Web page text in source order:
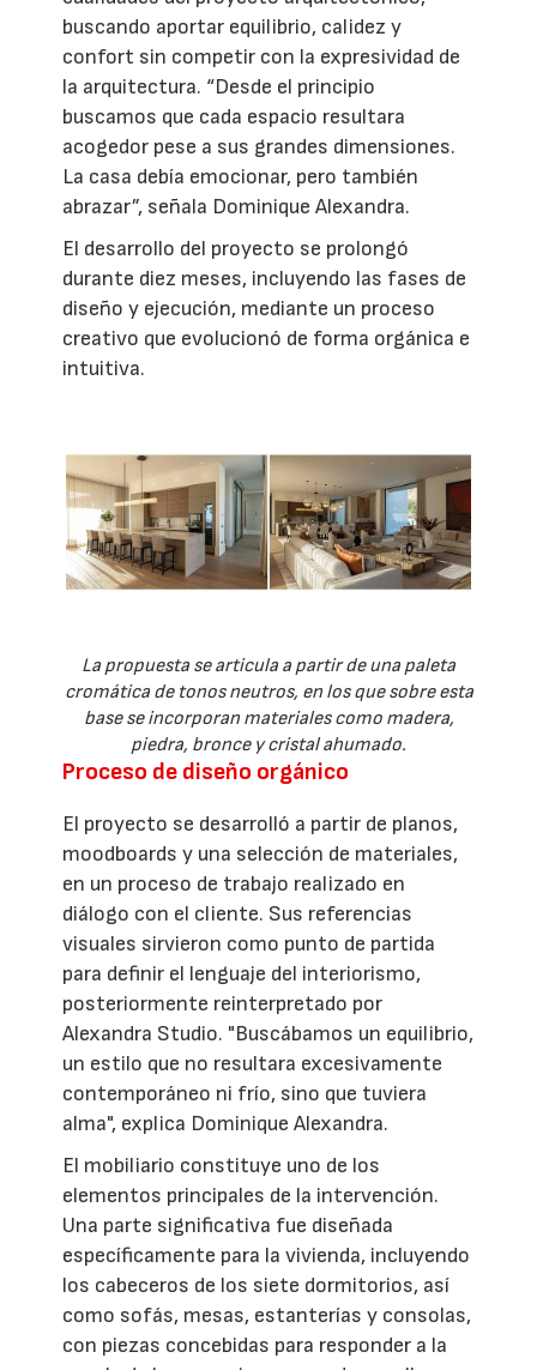
buscando aportar equilibrio, calidez y
confort sin competir con la expresividad de
la arquitectura. “Desde el principio
buscamos que cada espacio resultara
acogedor pese a sus grandes dimensiones.
La casa debía emocionar, pero también
abrazar”, señala Dominique Alexandra.
El desarrollo del proyecto se prolongó
durante diez meses, incluyendo las fases de
diseño y ejecución, mediante un proceso
creativo que evolucionó de forma orgánica e
intuitiva.
La propuesta se articula a partir de una paleta
cromática de tonos neutros, en los que sobre esta
base se incorporan materiales como madera,
piedra, bronce y cristal ahumado.
Proceso de diseño orgánico
El proyecto se desarrolló a partir de planos,
moodboards y una selección de materiales,
en un proceso de trabajo realizado en
diálogo con el cliente. Sus referencias
visuales sirvieron como punto de partida
para definir el lenguaje del interiorismo,
posteriormente reinterpretado por
Alexandra Studio. "Buscábamos un equilibrio,
un estilo que no resultara excesivamente
contemporáneo ni frío, sino que tuviera
alma", explica Dominique Alexandra.
El mobiliario constituye uno de los
elementos principales de la intervención.
Una parte significativa fue diseñada
específicamente para la vivienda, incluyendo
los cabeceros de los siete dormitorios, así
como sofás, mesas, estanterías y consolas,
con piezas concebidas para responder a la